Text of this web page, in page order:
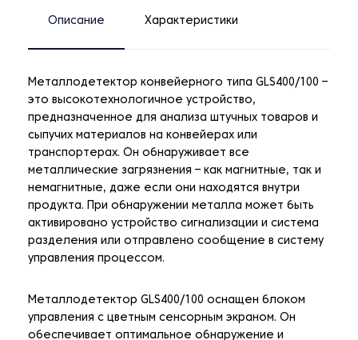
Описание Характеристики
Металлодетектор конвейерного типа GLS400/100 –
это высокотехнологичное устройство,
предназначенное для анализа штучных товаров и
сыпучих материалов на конвейерах или
транспортерах. Он обнаруживает все
металлические загрязнения – как магнитные, так и
немагнитные, даже если они находятся внутри
продукта. При обнаружении металла может быть
активировано устройство сигнализации и система
разделения или отправлено сообщение в систему
управления процессом.
Металлодетектор GLS400/100 оснащен блоком
управления с цветным сенсорным экраном. Он
обеспечивает оптимальное обнаружение и